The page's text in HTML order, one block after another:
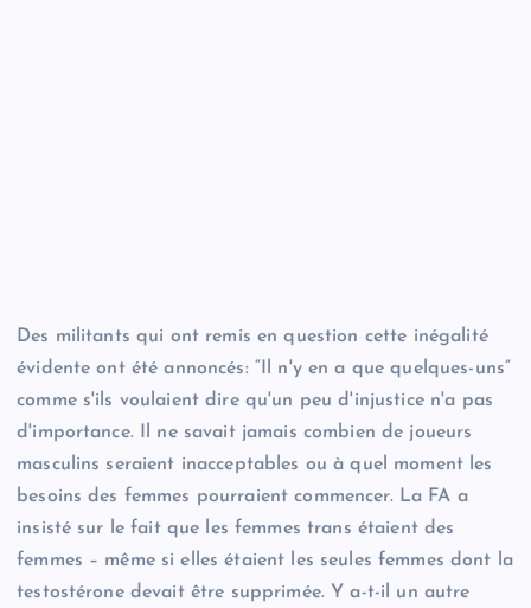
Des militants qui ont remis en question cette inégalité
évidente ont été annoncés: “Il n'y en a que quelques-uns”
comme s'ils voulaient dire qu'un peu d'injustice n'a pas
d'importance. Il ne savait jamais combien de joueurs
masculins seraient inacceptables ou à quel moment les
besoins des femmes pourraient commencer. La FA a
insisté sur le fait que les femmes trans étaient des
femmes – même si elles étaient les seules femmes dont la
testostérone devait être supprimée. Y a-t-il un autre